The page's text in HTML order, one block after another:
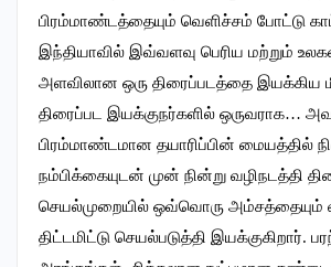
பிரம்மாண்டத்தையும் வெளிச்சம் போட்டு
இந்தியாவில் இவ்வளவு பெரிய மற்றும்
அளவிலான ஒரு திரைப்படத்தை இயக்கிய
திரைப்பட இயக்குநர்களில் ஒருவராக…
பிரம்மாண்டமான தயாரிப்பின் மையத்தில்
நம்பிக்கையுடன் முன் நின்று வழிநடத்தி
செயல்முறையில் ஒவ்வொரு அம்சத்தையும்
திட்டமிட்டு செயல்படுத்தி இயக்குகிறார்.